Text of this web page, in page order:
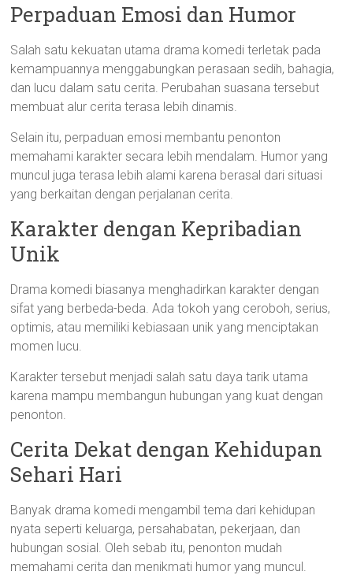
Perpaduan Emosi dan Humor
Salah satu kekuatan utama drama komedi terletak pada
kemampuannya menggabungkan perasaan sedih, bahagia,
dan lucu dalam satu cerita. Perubahan suasana tersebut
membuat alur cerita terasa lebih dinamis.
Selain itu, perpaduan emosi membantu penonton
memahami karakter secara lebih mendalam. Humor yang
muncul juga terasa lebih alami karena berasal dari situasi
yang berkaitan dengan perjalanan cerita.
Karakter dengan Kepribadian
Unik
Drama komedi biasanya menghadirkan karakter dengan
sifat yang berbeda-beda. Ada tokoh yang ceroboh, serius,
optimis, atau memiliki kebiasaan unik yang menciptakan
momen lucu.
Karakter tersebut menjadi salah satu daya tarik utama
karena mampu membangun hubungan yang kuat dengan
penonton.
Cerita Dekat dengan Kehidupan
Sehari Hari
Banyak drama komedi mengambil tema dari kehidupan
nyata seperti keluarga, persahabatan, pekerjaan, dan
hubungan sosial. Oleh sebab itu, penonton mudah
memahami cerita dan menikmati humor yang muncul.